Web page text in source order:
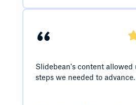
“
Slidebean's content allowed
steps we needed to advance.